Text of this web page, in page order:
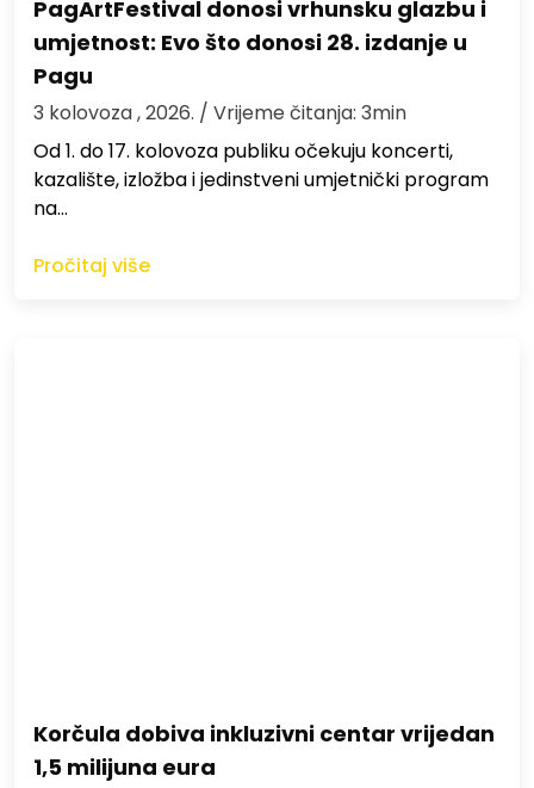
PagArtFestival donosi vrhunsku glazbu i
umjetnost: Evo što donosi 28. izdanje u
Pagu
3 kolovoza , 2026. / Vrijeme čitanja: 3min
Od 1. do 17. kolovoza publiku očekuju koncerti,
kazalište, izložba i jedinstveni umjetnički program
na…
Pročitaj više
Korčula dobiva inkluzivni centar vrijedan
1,5 milijuna eura